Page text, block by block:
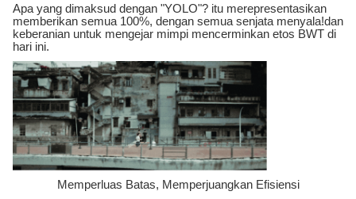
Apa yang dimaksud dengan "YOLO"? itu merepresentasikan
memberikan semua 100%, dengan semua senjata menyala!dan
keberanian untuk mengejar mimpi mencerminkan etos BWT di
hari ini.
Memperluas Batas, Memperjuangkan Efisiensi